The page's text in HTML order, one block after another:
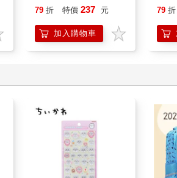
79 折 特價 237 元
加入購物車
79 折